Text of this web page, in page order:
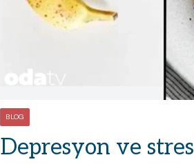
BLOG
Depresyon ve